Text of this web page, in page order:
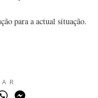
para a actual situação.